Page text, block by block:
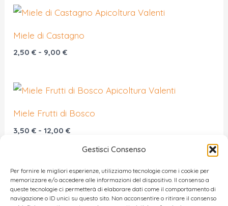
Gestisci Consenso
Per fornire le migliori esperienze, utilizziamo tecnologie come i cookie per
memorizzare e/o accedere alle informazioni del dispositivo. Il consenso a
queste tecnologie ci permetterà di elaborare dati come il comportamento di
navigazione o ID unici su questo sito. Non acconsentire o ritirare il consenso
Miele di Castagno
2,50€ - 9,00€Fascia
2,50 €
9,00 €
Miele Frutti di Bosco
3,50€ - 12,00€Fascia
prezzo:
3,50 €
a
12,00 €
Miele Bomba